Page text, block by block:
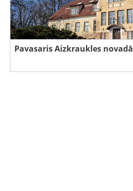
Pavasaris Aizkraukles novadā